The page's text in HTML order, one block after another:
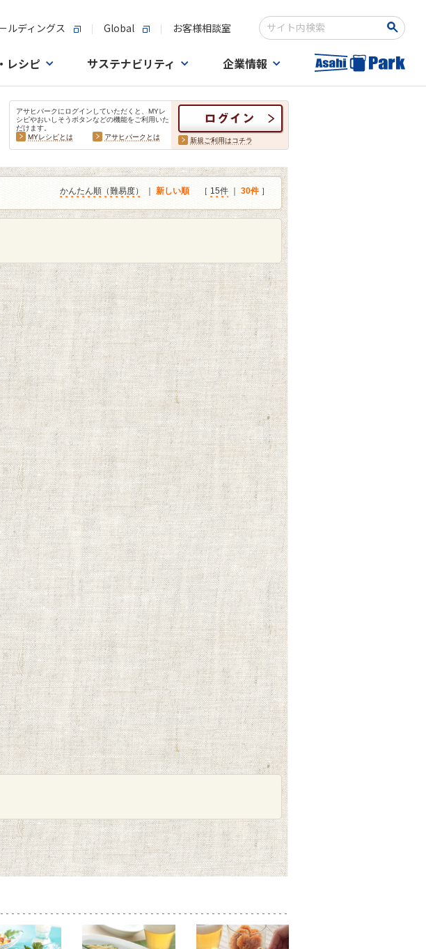
ルディングス Global お客様相談室
検索キーワード入力
レシピ サステナビリティ 企業情報
アサヒパークにログインしていただくと、MYレ
シピやおいしそうボタンなどの機能をご利用いた
だけます。
MYレシピとは
アサヒパークとは 新規ご利用はコチラ
かんたん順（難易度） 新しい順 ［ 15件 30件 ］